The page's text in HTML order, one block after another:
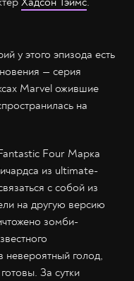
у этого эпизода есть
— серия
Marvel ожившие
на
Four Марка
из ultimate-
с собой из
на другую версию
зомби-
невероятный голод,
За сутки